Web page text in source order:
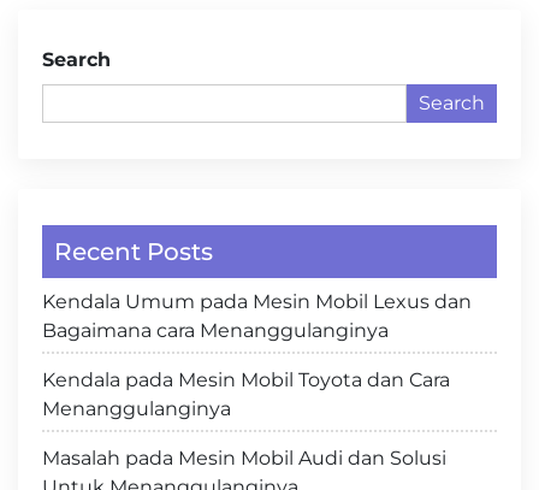
Search
Search
Recent Posts
Kendala Umum pada Mesin Mobil Lexus dan
Bagaimana cara Menanggulanginya
Kendala pada Mesin Mobil Toyota dan Cara
Menanggulanginya
Masalah pada Mesin Mobil Audi dan Solusi